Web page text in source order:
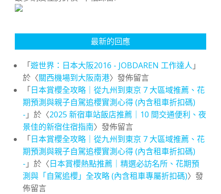
最新的回應
「遊世界：日本大阪2016 - JOBDAREN 工作達人 」
於〈關西機場到大阪南港〉發佈留言
「日本賞櫻全攻略｜從九州到東京 7 大區域推薦、花
期預測與親子自駕追櫻實測心得 (內含租車折扣碼)
- 」於〈2025 新宿車站飯店推薦｜10 間交通便利、夜
景佳的新宿住宿指南〉發佈留言
「日本賞櫻全攻略｜從九州到東京 7 大區域推薦、花
期預測與親子自駕追櫻實測心得 (內含租車折扣碼)
- 」於〈日本賞櫻熱點推薦｜精選必訪名所、花期預
測與「自駕追櫻」全攻略 (內含租車專屬折扣碼)〉發
佈留言